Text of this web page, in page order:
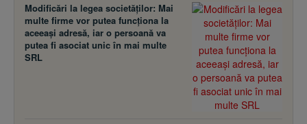
Modificări la legea societăţilor: Mai
multe firme vor putea funcţiona la
aceeaşi adresă, iar o persoană va
putea fi asociat unic în mai multe
SRL